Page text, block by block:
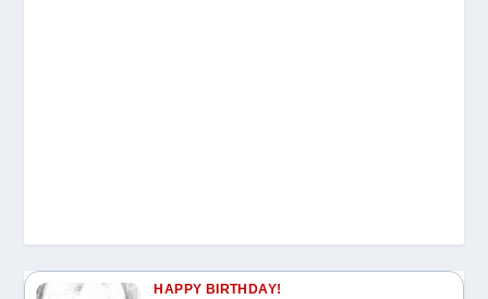
HAPPY BIRTHDAY!